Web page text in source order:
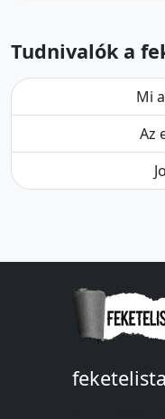
Tudnivalók a
Mi
Az